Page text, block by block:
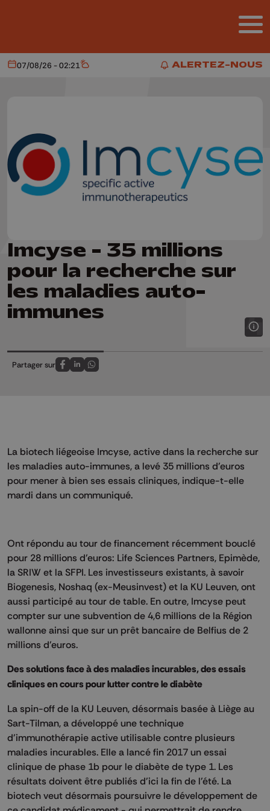
ALERTEZ-NOUS
ALERTEZ-NOUS
Aujourd'hui
07/08/26 - 02:21 Météo
Imcyse - 35 millions
pour la recherche sur
les maladies auto-
immunes
Partager sur
Partagez sur FaceBook
Partagez sur LinkedIn
Partagez sur Whatsapp
La biotech liégeoise Imcyse, active dans la recherche sur
les maladies auto-immunes, a levé 35 millions d'euros
pour mener à bien ses essais cliniques, indique-t-elle
mardi dans un communiqué.
Ont répondu au tour de financement récemment bouclé
pour 28 millions d'euros: Life Sciences Partners, Epimède,
la SRIW et la SFPI. Les investisseurs existants, à savoir
Biogenesis, Noshaq (ex-Meusinvest) et la KU Leuven, ont
aussi participé au tour de table. En outre, Imcyse peut
compter sur une subvention de 4,6 millions de la Région
wallonne ainsi que sur un prêt bancaire de Belfius de 2
millions d'euros.
Des solutions face à des maladies incurables, des essais
cliniques en cours pour lutter contre le diabète
La spin-off de la KU Leuven, désormais basée à Liège au
Sart-Tilman, a développé une technique
d'immunothérapie active utilisable contre plusieurs
maladies incurables. Elle a lancé fin 2017 un essai
clinique de phase 1b pour le diabète de type 1. Les
résultats doivent être publiés d'ici la fin de l'été. La
biotech veut désormais poursuivre le développement de